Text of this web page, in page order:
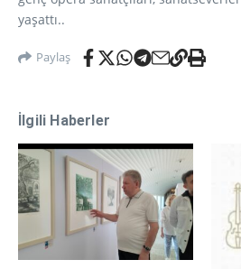
yaşattı..
Paylaş
İlgili Haberler